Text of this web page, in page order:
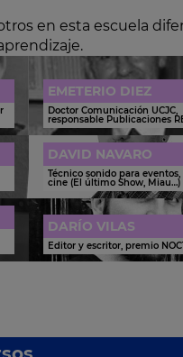
en esta escuela
EMETERIO DIEZ
Doctor Comunicación UCJC,
responsable Publicaciones
DAVID NAVARO
Técnico sonido para eventos,
cine (El último Show, Miau…)
DARÍO VILAS
Editor y escritor, premio